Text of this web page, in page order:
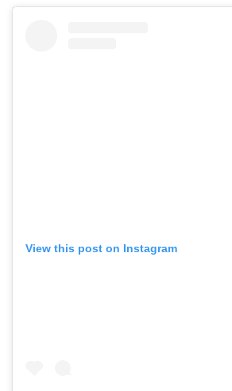
View this post on Instagram